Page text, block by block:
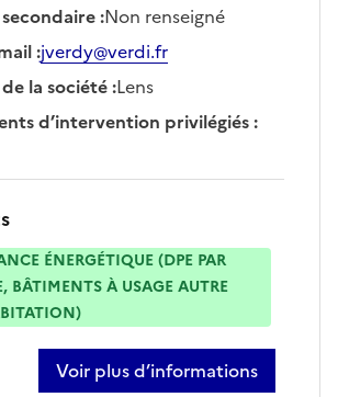
:Non renseigné
:jverdy@verdi.fr
la société:Lens
d’intervention privilégiés:
ÉNERGÉTIQUE (DPE PAR
BÂTIMENTS À USAGE AUTRE
Voir plus d’informations
sur jeremy verdy